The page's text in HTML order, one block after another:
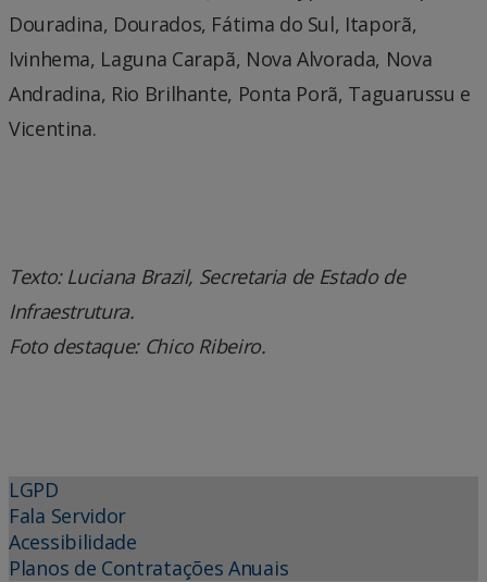
Douradina, Dourados, Fátima do Sul, Itaporã,
Ivinhema, Laguna Carapã, Nova Alvorada, Nova
Andradina, Rio Brilhante, Ponta Porã, Taguarussu e
Vicentina.
Texto: Luciana Brazil, Secretaria de Estado de
Infraestrutura.
Foto destaque: Chico Ribeiro.
LGPD
Fala Servidor
Acessibilidade
Planos de Contratações Anuais